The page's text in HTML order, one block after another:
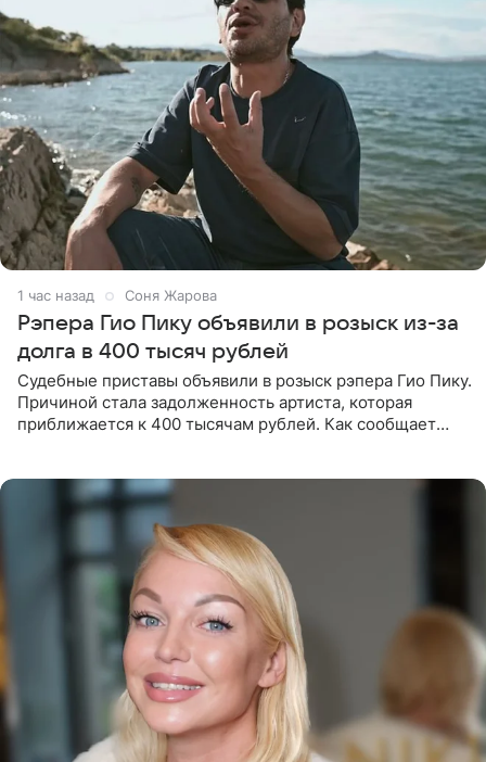
1 час назад Соня Жарова
Рэпера Гио Пику объявили в розыск из-за
долга в 400 тысяч рублей
Судебные приставы объявили в розыск рэпера Гио Пику.
Причиной стала задолженность артиста, которая
приближается к 400 тысячам рублей. Как сообщает